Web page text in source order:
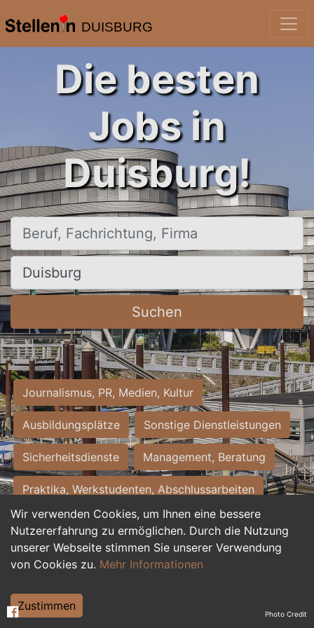
DUISBURG
Wir verwenden Cookies, um Ihnen eine bessere
Nutzererfahrung zu ermöglichen. Durch die Nutzung
unserer Webseite stimmen Sie unserer Verwendung
von Cookies zu. Mehr Informationen
Zustimmen
Die besten
Jobs in
Duisburg!
Beruf, Fachrichtung, Firma
Ort, Stadt
Suchen
Journalismus, PR, Medien, Kultur
Ausbildungsplätze Sonstige Dienstleistungen
Sicherheitsdienste Management, Beratung
Praktika, Werkstudenten, Abschlussarbeiten
Personalwesen Assistenz, Sekretariat
Hilfskräfte, Aushilfs- und Nebenjobs
Weiterbildung, Studium, duale Ausbildung Photo Credit